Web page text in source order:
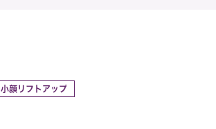
小顔リフトアップ